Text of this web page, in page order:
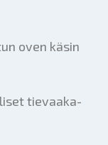
oven käsin
tievaaka-